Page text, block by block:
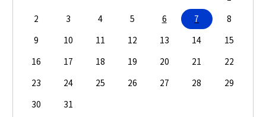
2
3 4 5 6 7
8
9
10 11 12 13 14
15
16
17 18 19 20 21
22
23
24 25 26 27 28
29
30
31